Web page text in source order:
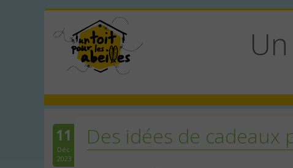
11
Déc
2023
Des idées de cadeaux